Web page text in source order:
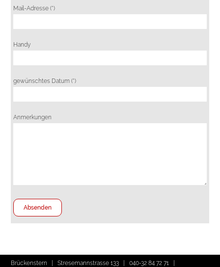
Mail-Adresse (*)
Handy
gewünschtes Datum (*)
Anmerkungen
Brückenstern | Stresemannstrasse 133 |040-32 84 72 71